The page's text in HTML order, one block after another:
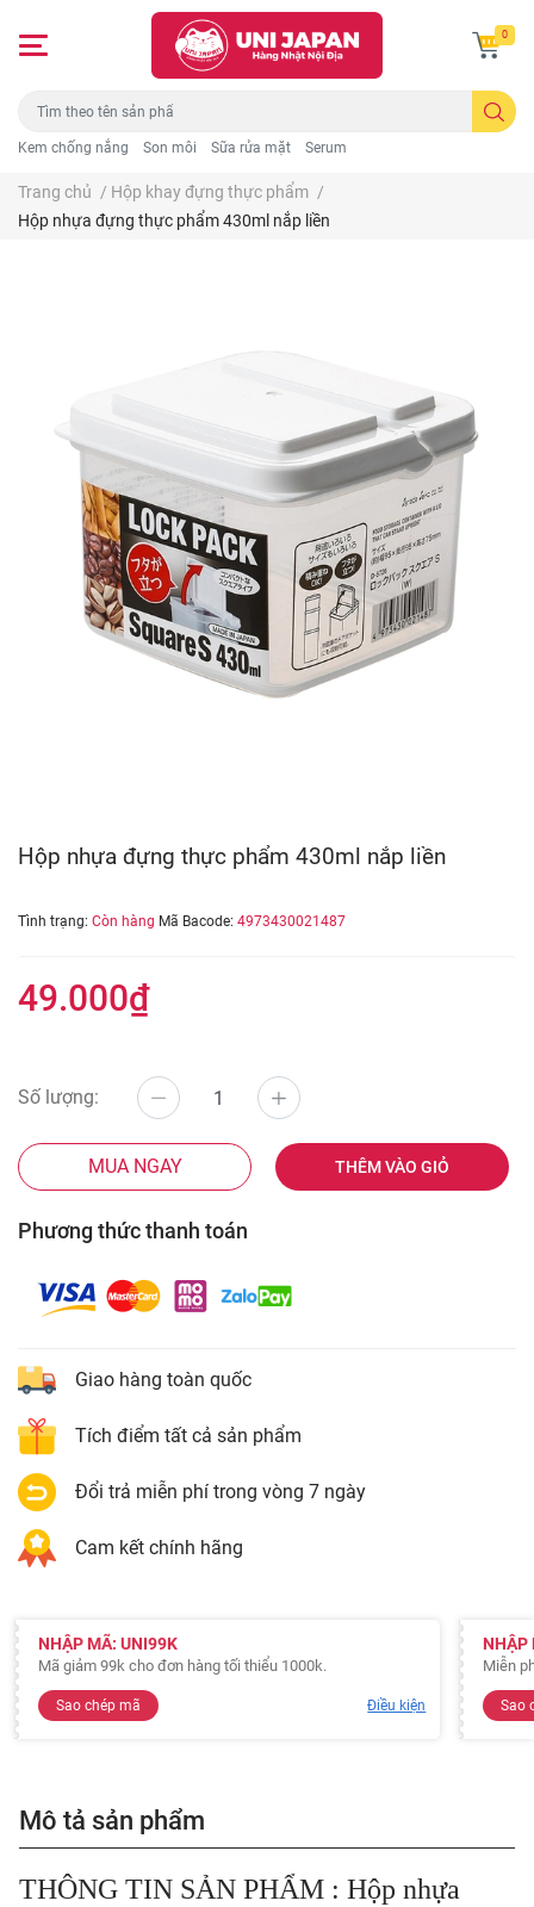
Kem chống nắng Son môi Sữa rửa mặt Serum
0
Trang chủ / Hộp khay đựng thực phẩm /
Hộp nhựa đựng thực phẩm 430ml nắp liền
Hộp nhựa đựng thực phẩm 430ml nắp liền
Tình trạng: Còn hàng Mã Bacode: 4973430021487
49.000₫
Số lượng:
MUA NGAY THÊM VÀO GIỎ
Phương thức thanh toán
Giao hàng toàn quốc
Tích điểm tất cả sản phẩm
Đổi trả miễn phí trong vòng 7 ngày
Cam kết chính hãng
NHẬP MÃ: UNI99K
Mã giảm 99k cho đơn hàng tối thiểu 1000k.
Sao chép mã Điều kiện
NHẬP
Miễn
Sao
Mô tả sản phẩm
THÔNG TIN SẢN PHẨM : Hộp nhựa